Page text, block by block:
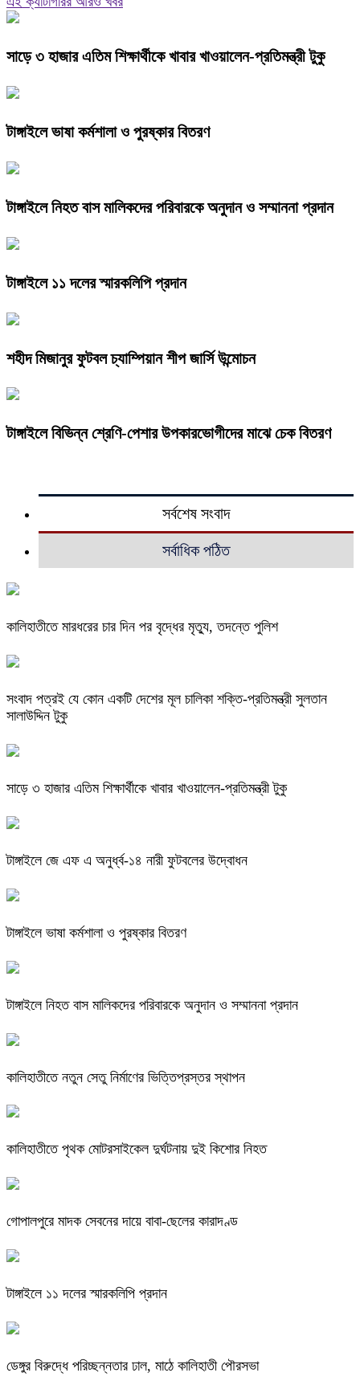
সাড়ে ৩ হাজার এতিম শিক্ষার্থীকে খাবার খাওয়ালেন-প্রতিমন্ত্রী টুকু
টাঙ্গাইলে ভাষা কর্মশালা ও পুরষ্কার বিতরণ
টাঙ্গাইলে নিহত বাস মালিকদের পরিবারকে অনুদান ও সম্মাননা প্রদান
টাঙ্গাইলে ১১ দলের স্মারকলিপি প্রদান
শহীদ মিজানুর ফুটবল চ্যাম্পিয়ান শীপ জার্সি উন্মোচন
টাঙ্গাইলে বিভিন্ন শ্রেণি-পেশার উপকারভোগীদের মাঝে চেক বিতরণ
সর্বশেষ সংবাদ
সর্বাধিক পঠিত
কালিহাতীতে মারধরের চার দিন পর বৃদ্ধের মৃত্যু, তদন্তে পুলিশ
সংবাদ পত্রই যে কোন একটি দেশের মূল চালিকা শক্তি-প্রতিমন্ত্রী সুলতান
সালাউদ্দিন টুকু
সাড়ে ৩ হাজার এতিম শিক্ষার্থীকে খাবার খাওয়ালেন-প্রতিমন্ত্রী টুকু
টাঙ্গাইলে জে এফ এ অনুর্ধ্ব-১৪ নারী ফুটবলের উদ্বোধন
টাঙ্গাইলে ভাষা কর্মশালা ও পুরষ্কার বিতরণ
টাঙ্গাইলে নিহত বাস মালিকদের পরিবারকে অনুদান ও সম্মাননা প্রদান
কালিহাতীতে নতুন সেতু নির্মাণের ভিত্তিপ্রস্তর স্থাপন
কালিহাতীতে পৃথক মোটরসাইকেল দুর্ঘটনায় দুই কিশোর নিহত
গোপালপুরে মাদক সেবনের দায়ে বাবা-ছেলের কারাদণ্ড
টাঙ্গাইলে ১১ দলের স্মারকলিপি প্রদান
ডেঙ্গুর বিরুদ্ধে পরিচ্ছন্নতার ঢাল, মাঠে কালিহাতী পৌরসভা